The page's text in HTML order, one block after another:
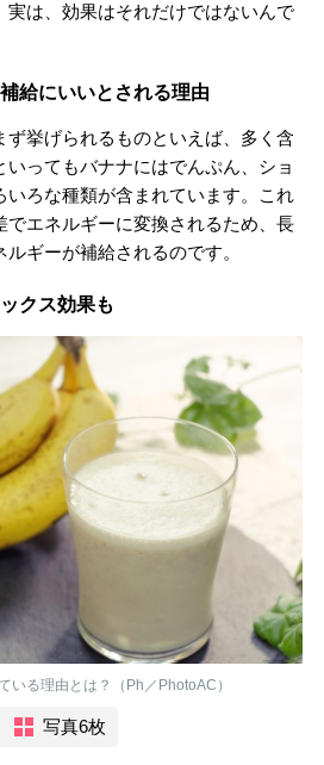
実は、効果はそれだけではないんで
給にいいとされる理由
ず挙げられるものといえば、多く含
いってもバナナにはでんぷん、ショ
いろな種類が含まれています。これ
でエネルギーに変換されるため、長
ギーが補給されるのです。
クス効果も
いる理由とは？（Ph／PhotoAC）
写真6枚